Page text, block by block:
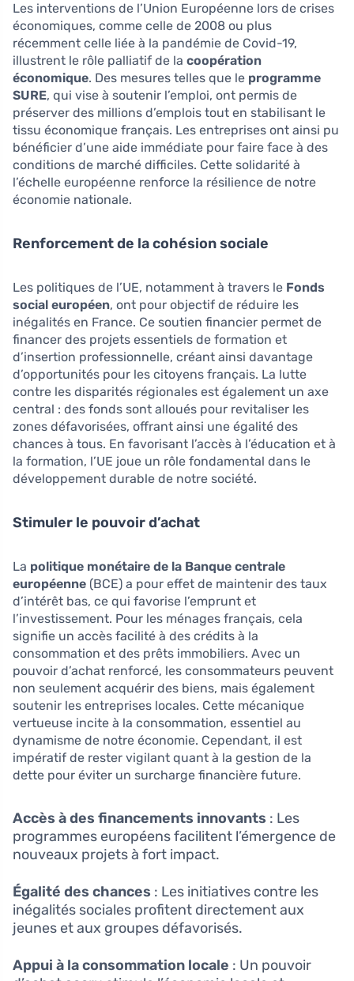
Les interventions de l’Union Européenne lors de crises
économiques, comme celle de 2008 ou plus
récemment celle liée à la pandémie de Covid-19,
illustrent le rôle palliatif de la coopération
économique. Des mesures telles que le programme
SURE, qui vise à soutenir l’emploi, ont permis de
préserver des millions d’emplois tout en stabilisant le
tissu économique français. Les entreprises ont ainsi pu
bénéficier d’une aide immédiate pour faire face à des
conditions de marché difficiles. Cette solidarité à
l’échelle européenne renforce la résilience de notre
économie nationale.
Renforcement de la cohésion sociale
Les politiques de l’UE, notamment à travers le Fonds
social européen, ont pour objectif de réduire les
inégalités en France. Ce soutien financier permet de
financer des projets essentiels de formation et
d’insertion professionnelle, créant ainsi davantage
d’opportunités pour les citoyens français. La lutte
contre les disparités régionales est également un axe
central : des fonds sont alloués pour revitaliser les
zones défavorisées, offrant ainsi une égalité des
chances à tous. En favorisant l’accès à l’éducation et à
la formation, l’UE joue un rôle fondamental dans le
développement durable de notre société.
Stimuler le pouvoir d’achat
La politique monétaire de la Banque centrale
européenne (BCE) a pour effet de maintenir des taux
d’intérêt bas, ce qui favorise l’emprunt et
l’investissement. Pour les ménages français, cela
signifie un accès facilité à des crédits à la
consommation et des prêts immobiliers. Avec un
pouvoir d’achat renforcé, les consommateurs peuvent
non seulement acquérir des biens, mais également
soutenir les entreprises locales. Cette mécanique
vertueuse incite à la consommation, essentiel au
dynamisme de notre économie. Cependant, il est
impératif de rester vigilant quant à la gestion de la
dette pour éviter un surcharge financière future.
Accès à des financements innovants : Les
programmes européens facilitent l’émergence de
nouveaux projets à fort impact.
Égalité des chances : Les initiatives contre les
inégalités sociales profitent directement aux
jeunes et aux groupes défavorisés.
Appui à la consommation locale : Un pouvoir